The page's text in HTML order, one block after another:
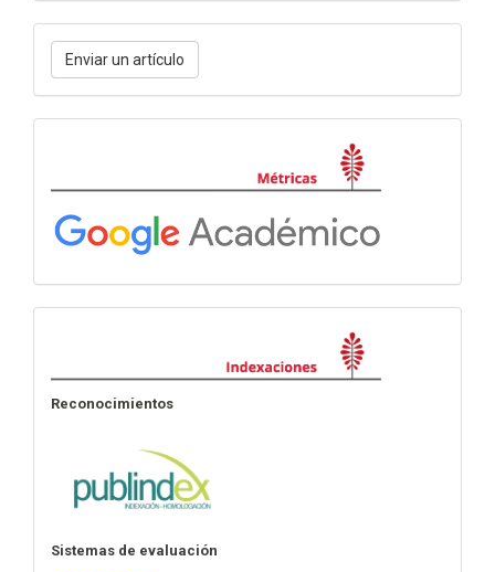
Enviar
un
artículo
Enviar un artículo
Reconocimientos
Sistemas de evaluación